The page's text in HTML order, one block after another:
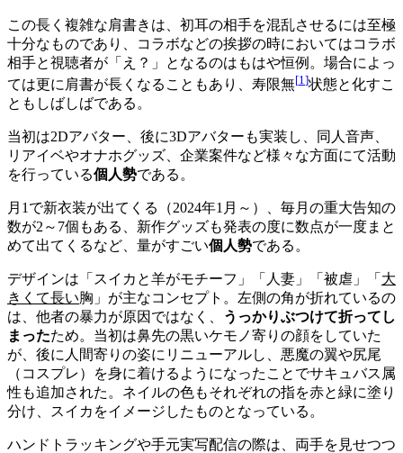
この長く複雑な肩書きは、初耳の相手を混乱させるには至極
十分なものであり、コラボなどの挨拶の時においてはコラボ
相手と視聴者が「え？」となるのはもはや恒例。場合によっ
ては更に肩書が長くなることもあり、寿限無[1 ]状態と化すこ
ともしばしばである。
当初は2Dアバター、後に3Dアバターも実装し、同人音声、
リアイベやオナホグッズ、企業案件など様々な方面にて活動
を行っている個人勢である。
月1で新衣装が出てくる（2024年1月～）、毎月の重大告知の
数が2～7個もある、新作グッズも発表の度に数点が一度まと
めて出てくるなど、量がすごい個人勢である。
デザインは「スイカと羊がモチーフ」「人妻」「被虐」「 大
きくて長い胸」が主なコンセプト。左側の角が折れているの
は、他者の暴力が原因ではなく、
うっかりぶつけて折ってし
まったため。当初は鼻先の黒いケモノ寄りの顔をしていた
が、後に人間寄りの姿にリニューアルし、悪魔の翼や尻尾
（コスプレ）を身に着けるようになったことでサキュバス属
性も追加された。ネイルの色もそれぞれの指を赤と緑に塗り
分け、スイカをイメージしたものとなっている。
ハンドトラッキングや手元実写配信の際は、両手を見せつつ